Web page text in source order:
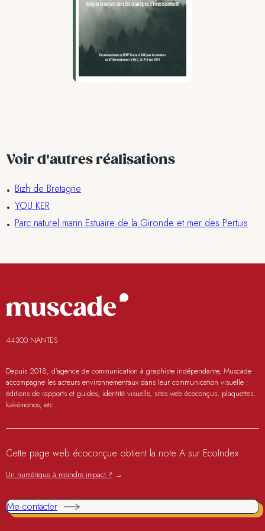
Voir d'autres réalisations
Bizh de Bretagne
YOU KER
Parc naturel marin Estuaire de la Gironde et mer des Pertuis
44300 NANTES
Depuis 2018, d'agence de communication à graphiste indépendante, Muscade
accompagne les acteurs environnementaux dans leur communication visuelle :
éditions de rapports et guides, identité visuelle, sites web écoconçus, plaquettes,
kakémonos, etc.
Cette page web écoconçue obtient la note A sur EcoIndex
Un numérique à moindre impact ? →
Me contacter